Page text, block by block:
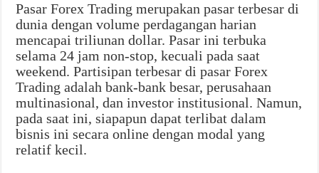
Pasar Forex Trading merupakan pasar terbesar di
dunia dengan volume perdagangan harian
mencapai triliunan dollar. Pasar ini terbuka
selama 24 jam non-stop, kecuali pada saat
weekend. Partisipan terbesar di pasar Forex
Trading adalah bank-bank besar, perusahaan
multinasional, dan investor institusional. Namun,
pada saat ini, siapapun dapat terlibat dalam
bisnis ini secara online dengan modal yang
relatif kecil.